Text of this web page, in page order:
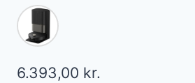
6.393,00 kr.